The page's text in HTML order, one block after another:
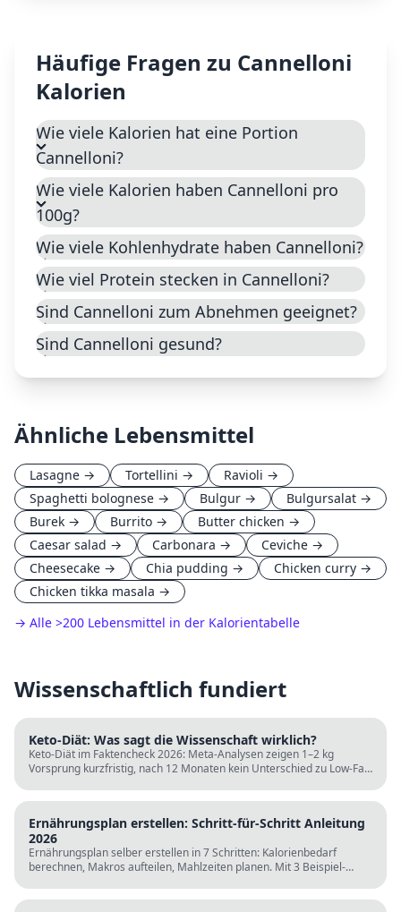
Häufige Fragen zu Cannelloni
Kalorien
Wie viele Kalorien hat eine Portion
Cannelloni?
Wie viele Kalorien haben Cannelloni pro
100g?
Wie viele Kohlenhydrate haben Cannelloni?
Wie viel Protein stecken in Cannelloni?
Sind Cannelloni zum Abnehmen geeignet?
Sind Cannelloni gesund?
Ähnliche Lebensmittel
Lasagne → Tortellini → Ravioli →
Spaghetti bolognese → Bulgur → Bulgursalat →
Burek → Burrito → Butter chicken →
Caesar salad → Carbonara → Ceviche →
Cheesecake → Chia pudding → Chicken curry →
Chicken tikka masala →
→ Alle >200 Lebensmittel in der Kalorientabelle
Wissenschaftlich fundiert
Keto-Diät: Was sagt die Wissenschaft wirklich?
Keto-Diät im Faktencheck 2026: Meta-Analysen zeigen 1–2 kg
Vorsprung kurzfristig, nach 12 Monaten kein Unterschied zu Low-Fat.
Ernährungsplan erstellen: Schritt-für-Schritt Anleitung
2026
Ernährungsplan selber erstellen in 7 Schritten: Kalorienbedarf
berechnen, Makros aufteilen, Mahlzeiten planen. Mit 3 Beispiel-